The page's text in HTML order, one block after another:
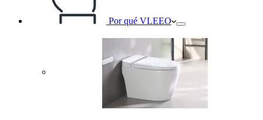
Por qué VLEEO